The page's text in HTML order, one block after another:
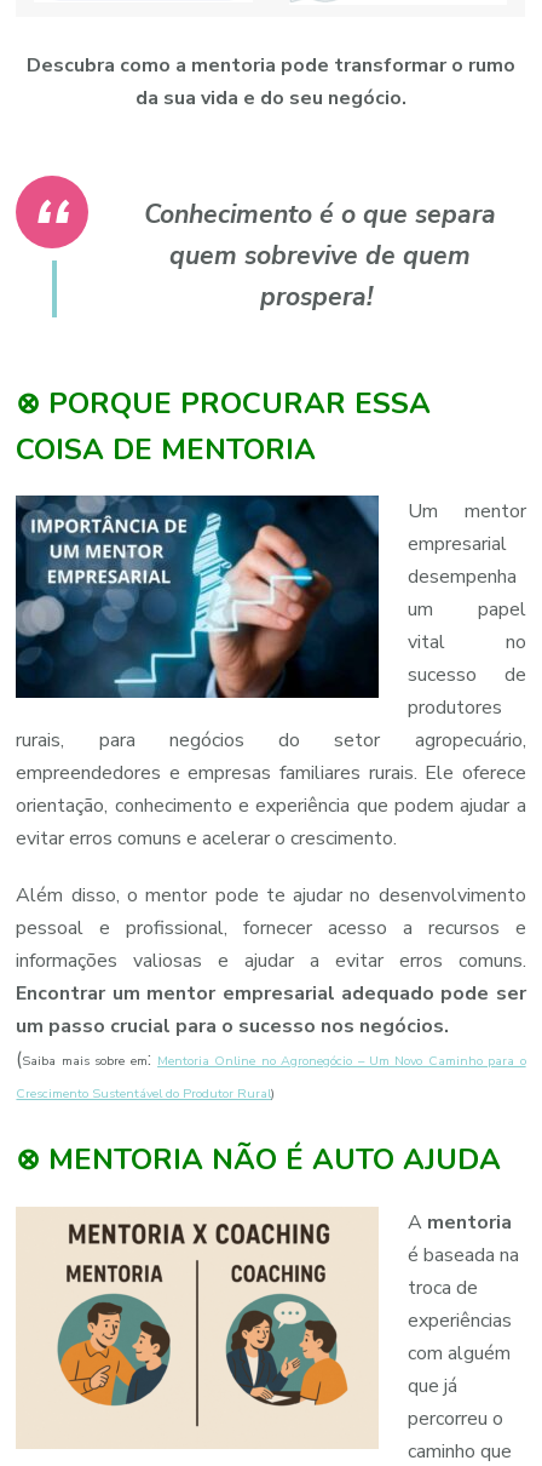
Descubra como a mentoria pode transformar o rumo
da sua vida e do seu negócio.
Conhecimento é o que separa
quem sobrevive de quem
prospera!
⊗ PORQUE PROCURAR ESSA
COISA DE MENTORIA
Um mentor
empresarial
desempenha
um papel
vital no
sucesso de
produtores
rurais, para negócios do setor agropecuário,
empreendedores e empresas familiares rurais. Ele oferece
orientação, conhecimento e experiência que podem ajudar a
evitar erros comuns e acelerar o crescimento.
Além disso, o mentor pode te ajudar no desenvolvimento
pessoal e profissional, fornecer acesso a recursos e
informações valiosas e ajudar a evitar erros comuns.
Encontrar um mentor empresarial adequado pode ser
um passo crucial para o sucesso nos negócios.
(Saiba mais sobre em: Mentoria Online no Agronegócio – Um Novo Caminho para o
Crescimento Sustentável do Produtor Rural)
⊗ MENTORIA NÃO É AUTO AJUDA
A mentoria
é baseada na
troca de
experiências
com alguém
que já
percorreu o
caminho que